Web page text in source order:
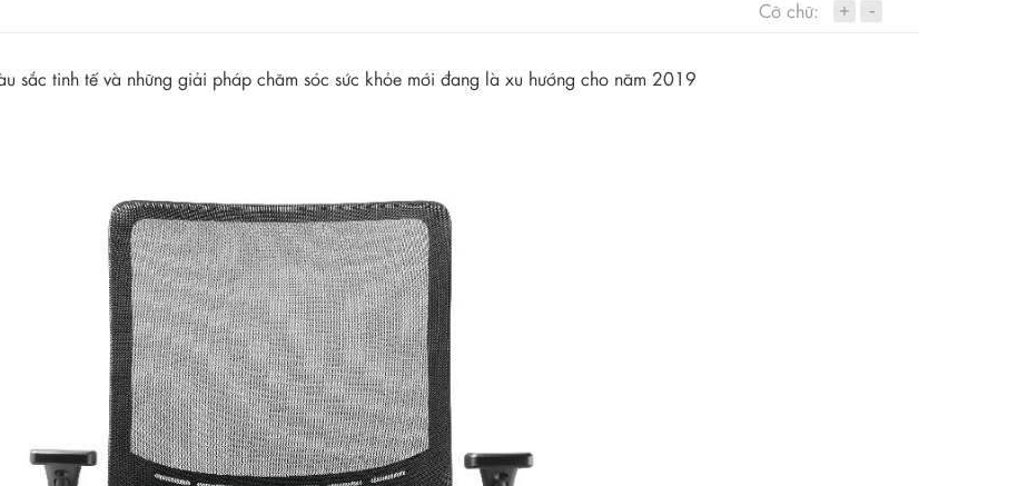
Cỡ chữ: + -
sắc tinh tế và những giải pháp chăm sóc sức khỏe mới đang là xu hướng cho năm 2019